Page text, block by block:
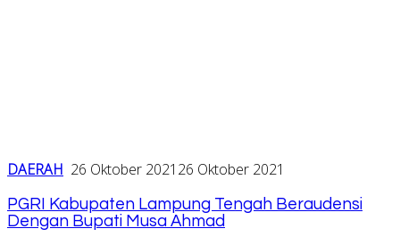
DAERAH 26 Oktober 2021 26 Oktober 2021
PGRI Kabupaten Lampung Tengah Beraudensi
Dengan Bupati Musa Ahmad